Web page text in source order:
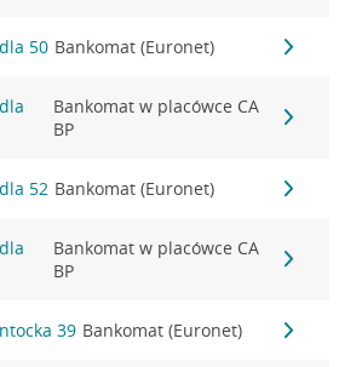
50 Bankomat (Euronet)
Bankomat w placówce CA
BP
52 Bankomat (Euronet)
Bankomat w placówce CA
BP
39 Bankomat (Euronet)